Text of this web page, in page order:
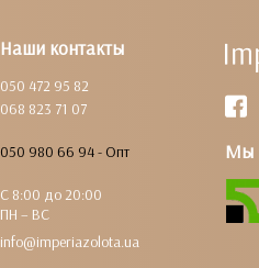
Наши контакты
050 472 95 82
068 823 71 07
050 980 66 94 - Опт
С 8:00 до 20:00
ПН – ВС
info@imperiazolota.ua
Мы